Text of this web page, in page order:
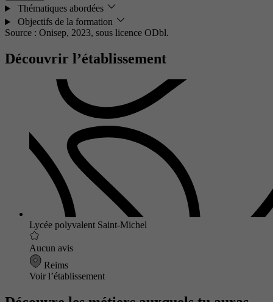
Thématiques abordées
Objectifs de la formation
Source : Onisep, 2023, sous licence ODbl.
Découvrir l’établissement
Lycée polyvalent Saint-Michel
Aucun avis
Reims
Voir l’établissement